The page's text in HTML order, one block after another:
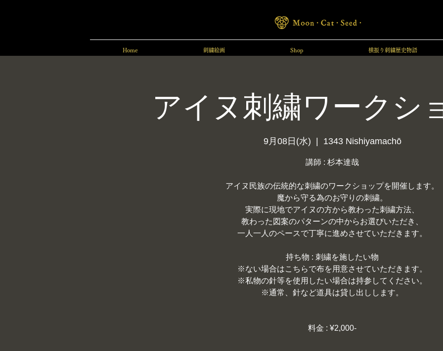
Home 刺繍絵画 Shop 横振り刺繍歴史物語
アイヌ刺繍ワークシ
9月08日(水) 1343 Nishiyamachō
講師 : 杉本達哉
アイヌ民族の伝統的な刺繍のワークショップを開催します。
魔から守る為のお守りの刺繍。
実際に現地でアイヌの方から教わった刺繍方法、
教わった図案のパターンの中からお選びいただき、
一人一人のペースで丁寧に進めさせていただきます。
持ち物 : 刺繍を施したい物
※ない場合はこちらで布を用意させていただきます。
※私物の針等を使用したい場合は持参してください。
※通常、針など道具は貸し出しします。
料金 : ¥2,000-